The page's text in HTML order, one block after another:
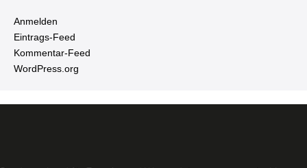
Anmelden
Ein­trags-Feed
Kom­men­tar-Feed
WordPress.​org